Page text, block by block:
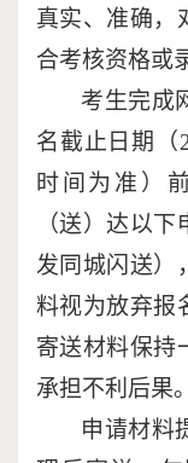
真实、准确，
合考核资格或
考生完成
名截止日期（
时间为准）
（送）达以
发同城闪送）
料视为放弃报
寄送材料保持
承担不利后果。
申请材料